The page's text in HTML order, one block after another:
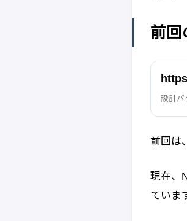
前回
設計パ
前回は
現在、
ていま